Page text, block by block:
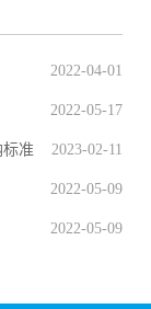
2022-04-01
2022-05-17
2023-02-11
准
2022-05-09
2022-05-09